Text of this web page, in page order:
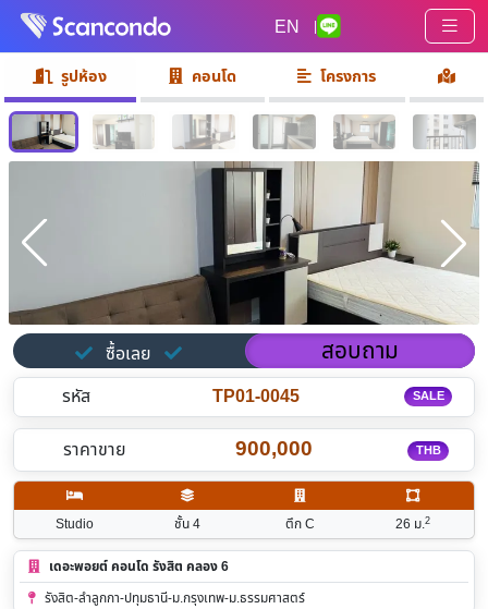
EN |
รูปห้อง คอนโด โครงการ
ซื้อเลย สอบถาม
รหัส TP01-0045 SALE
ราคาขาย 900,000 THB
Studio ชั้น 4 ตึก C 26 ม.2
เดอะพอยต์ คอนโด รังสิต คลอง 6
รังสิต-ลำลูกกา-ปทุมธานี-ม.กรุงเทพ-ม.ธรรมศาสตร์